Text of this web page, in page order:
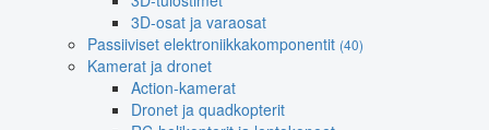
3D-osat ja varaosat
Passiiviset elektroniikkakomponentit (40)
Kamerat ja dronet
Action-kamerat
Dronet ja quadkopterit